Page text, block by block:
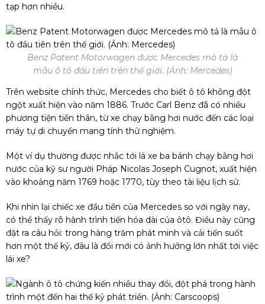
tạp hơn nhiều.
Benz Patent Motorwagen được Mercedes mô tả là
mẫu ô tô đầu tiên trên thế giới. (Ảnh: Mercedes)
Trên website chính thức, Mercedes cho biết ô tô không đột
ngột xuất hiện vào năm 1886. Trước Carl Benz đã có nhiều
phương tiện tiền thân, từ xe chạy bằng hơi nước đến các loại
máy tự di chuyển mang tính thử nghiệm.
Một ví dụ thường được nhắc tới là xe ba bánh chạy bằng hơi
nước của kỹ sư người Pháp Nicolas Joseph Cugnot, xuất hiện
vào khoảng năm 1769 hoặc 1770, tùy theo tài liệu lịch sử.
Khi nhìn lại chiếc xe đầu tiền của Mercedes so với ngày nay,
có thể thấy rõ hành trình tiến hóa dài của ôtô. Điều này cũng
đặt ra câu hỏi: trong hàng trăm phát minh và cải tiến suốt
hơn một thế kỷ, đâu là đổi mới có ảnh hưởng lớn nhất tới việc
lái xe?